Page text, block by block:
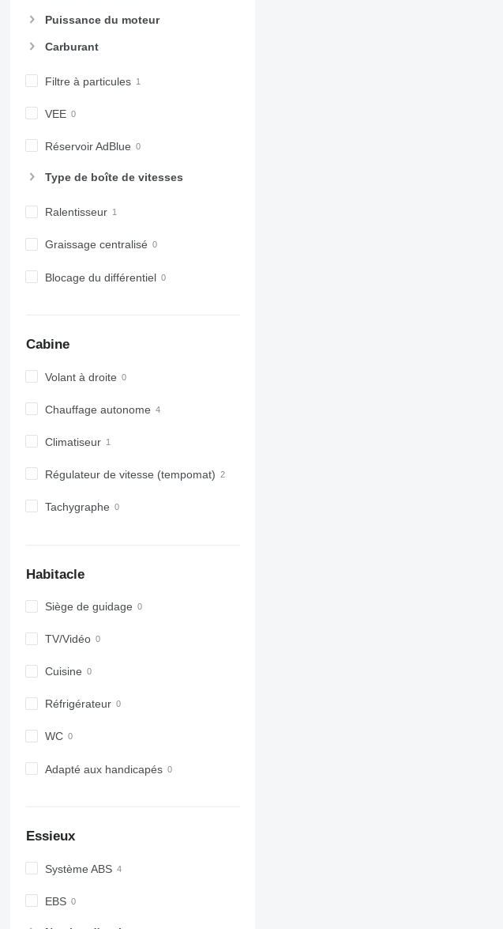
Puissance du moteur
Carburant
Filtre à particules
VEE
Réservoir AdBlue
Type de boîte de vitesses
Ralentisseur
Graissage centralisé
Blocage du différentiel
Cabine
Volant à droite
Chauffage autonome
Climatiseur
Régulateur de vitesse (tempomat)
Tachygraphe
Habitacle
Siège de guidage
TV/Vidéo
Cuisine
Réfrigérateur
WC
Adapté aux handicapés
Essieux
Système ABS
EBS